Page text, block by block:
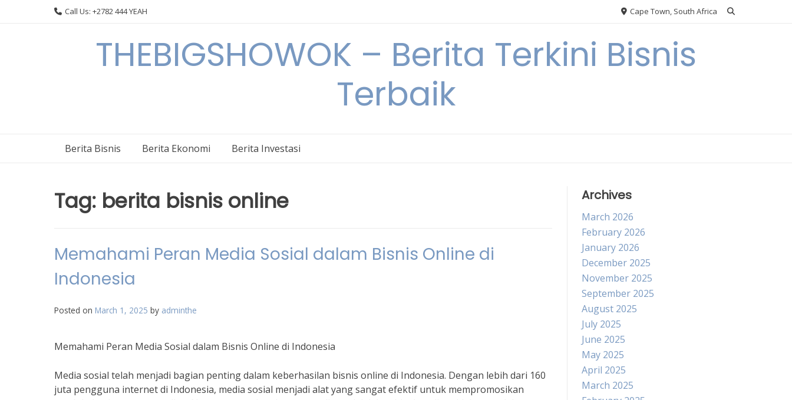
Call Us: +2782 444 YEAH Cape Town, South Africa
THEBIGSHOWOK – Berita Terkini Bisnis
Terbaik
Berita Bisnis Berita Ekonomi Berita Investasi
Tag: berita bisnis online
Memahami Peran Media Sosial dalam Bisnis Online di
Indonesia
Posted on March 1, 2025 by adminthe
Memahami Peran Media Sosial dalam Bisnis Online di Indonesia
Media sosial telah menjadi bagian penting dalam keberhasilan bisnis online di Indonesia. Dengan lebih dari 160
juta pengguna internet di Indonesia, media sosial menjadi alat yang sangat efektif untuk mempromosikan
Archives
March 2026
February 2026
January 2026
December 2025
November 2025
September 2025
August 2025
July 2025
June 2025
May 2025
April 2025
March 2025